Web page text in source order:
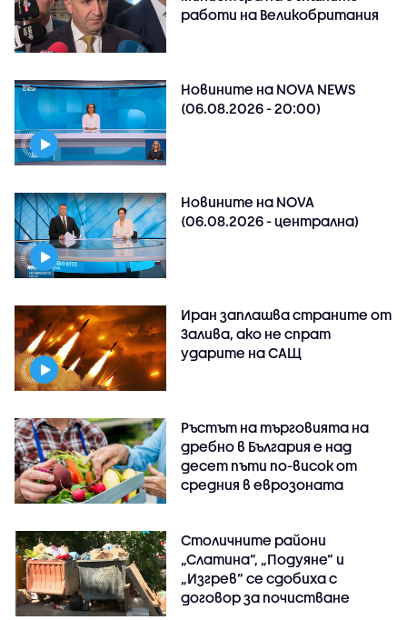
работи на Великобритания
Новините на NOVA NEWS
(06.08.2026 - 20:00)
Новините на NOVA
(06.08.2026 - централна)
Иран заплашва страните от
Залива, ако не спрат
ударите на САЩ
Ръстът на търговията на
дребно в България е над
десет пъти по-висок от
средния в еврозоната
Столичните райони
„Слатина“, „Подуяне“ и
„Изгрев“ се сдобиха с
договор за почистване